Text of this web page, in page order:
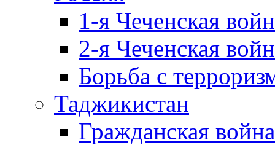
1-я Чеченская
2-я Чеченская
Борьба с
Таджикистан
Гражданская